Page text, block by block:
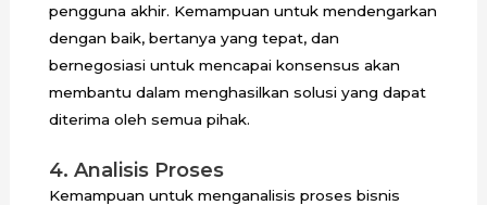
pengguna akhir. Kemampuan untuk mendengarkan
dengan baik, bertanya yang tepat, dan
bernegosiasi untuk mencapai konsensus akan
membantu dalam menghasilkan solusi yang dapat
diterima oleh semua pihak.
4. Analisis Proses
Kemampuan untuk menganalisis proses bisnis